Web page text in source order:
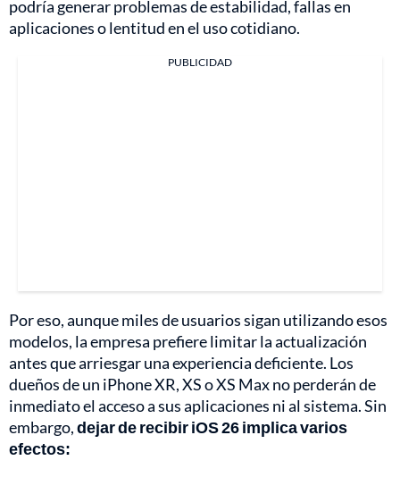
podría generar problemas de estabilidad, fallas en
aplicaciones o lentitud en el uso cotidiano.
PUBLICIDAD
Por eso, aunque miles de usuarios sigan utilizando esos
modelos, la empresa prefiere limitar la actualización
antes que arriesgar una experiencia deficiente. Los
dueños de un iPhone XR, XS o XS Max no perderán de
inmediato el acceso a sus aplicaciones ni al sistema. Sin
embargo,dejar de recibir iOS 26 implica varios
efectos: